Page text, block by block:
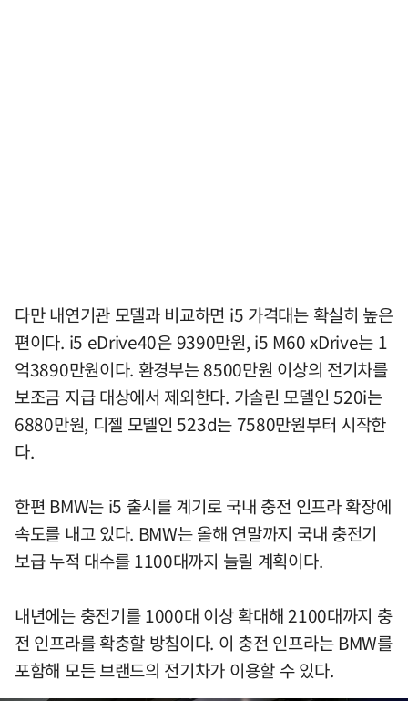
다만 내연기관 모델과 비교하면 i5 가격대는 확실히 높은
편이다. i5 eDrive40은 9390만원, i5 M60 xDrive는 1
억3890만원이다. 환경부는 8500만원 이상의 전기차를
보조금 지급 대상에서 제외한다. 가솔린 모델인 520i는
6880만원, 디젤 모델인 523d는 7580만원부터 시작한
다.
한편 BMW는 i5 출시를 계기로 국내 충전 인프라 확장에
속도를 내고 있다. BMW는 올해 연말까지 국내 충전기
보급 누적 대수를 1100대까지 늘릴 계획이다.
내년에는 충전기를 1000대 이상 확대해 2100대까지 충
전 인프라를 확충할 방침이다. 이 충전 인프라는 BMW를
포함해 모든 브랜드의 전기차가 이용할 수 있다.